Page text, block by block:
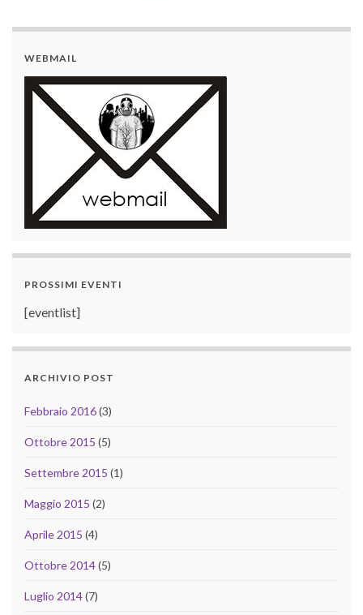
WEBMAIL
PROSSIMI EVENTI
[eventlist]
ARCHIVIO POST
Febbraio 2016(3)
Ottobre 2015 (5)
Settembre 2015 (1)
Maggio 2015 (2)
Aprile 2015 (4)
Ottobre 2014(5)
Luglio 2014(7)